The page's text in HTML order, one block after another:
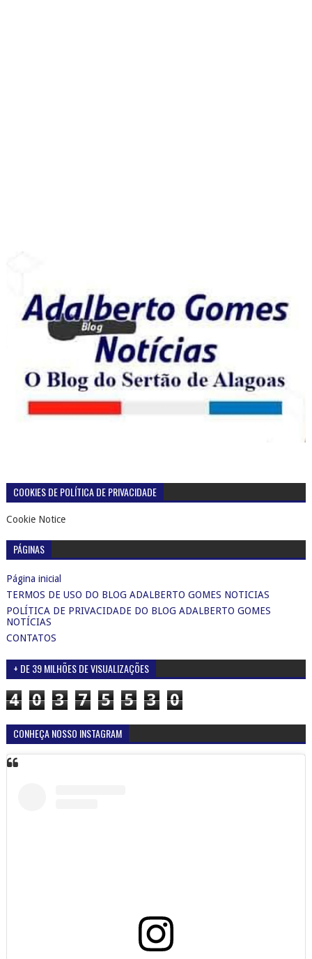
COOKIES DE POLÍTICA DE PRIVACIDADE
Cookie Notice
PÁGINAS
Página inicial
TERMOS DE USO DO BLOG ADALBERTO GOMES NOTICIAS
POLÍTICA DE PRIVACIDADE DO BLOG ADALBERTO GOMES
NOTÍCIAS
CONTATOS
+ DE 39 MILHÕES DE VISUALIZAÇÕES
4 0 3 7 5 5 3 0
CONHEÇA NOSSO INSTAGRAM